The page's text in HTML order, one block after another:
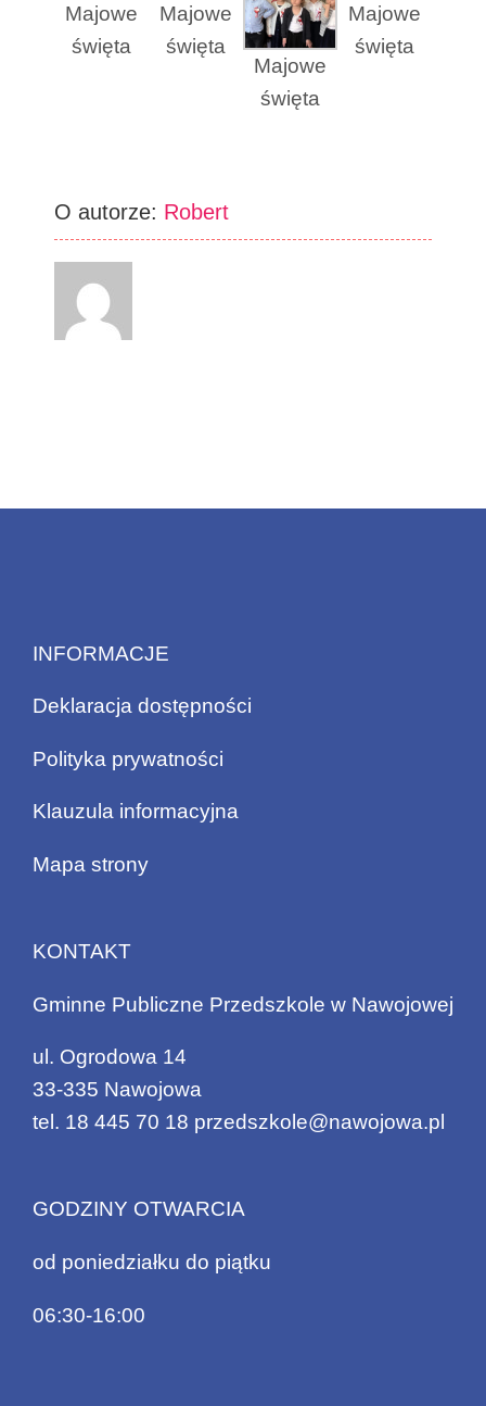
Majowe
święta
Majowe
święta
Majowe
święta
Majowe
święta
O autorze: Robert
INFORMACJE
Deklaracja dostępności
Polityka prywatności
Klauzula informacyjna
Mapa strony
KONTAKT
Gminne Publiczne Przedszkole w Nawojowej
ul. Ogrodowa 14
33-335 Nawojowa
tel. 18 445 70 18 przedszkole@nawojowa.pl
GODZINY OTWARCIA
od poniedziałku do piątku
06:30-16:00